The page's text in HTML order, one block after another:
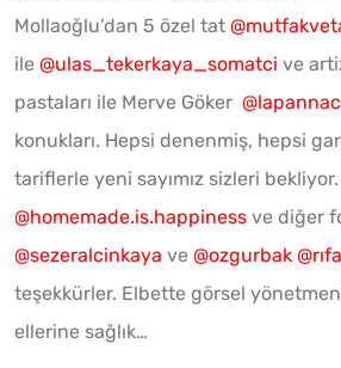
Mollaoğlu’dan 5 özel tat
ile @ulas_tekerkaya_somatci ve
pastaları ile Merve Göker
konukları. Hepsi denenmiş, hepsi
tariflerle yeni sayımız sizleri
@homemade.is.happiness ve diğer
@sezeralcinkaya ve @ozgurbak
teşekkürler. Elbette görsel
ellerine sağlık…